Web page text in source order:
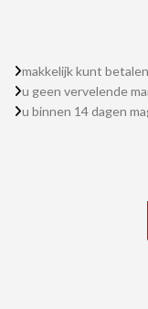
makkelijk kunt
u geen vervelende
u binnen 14 dagen